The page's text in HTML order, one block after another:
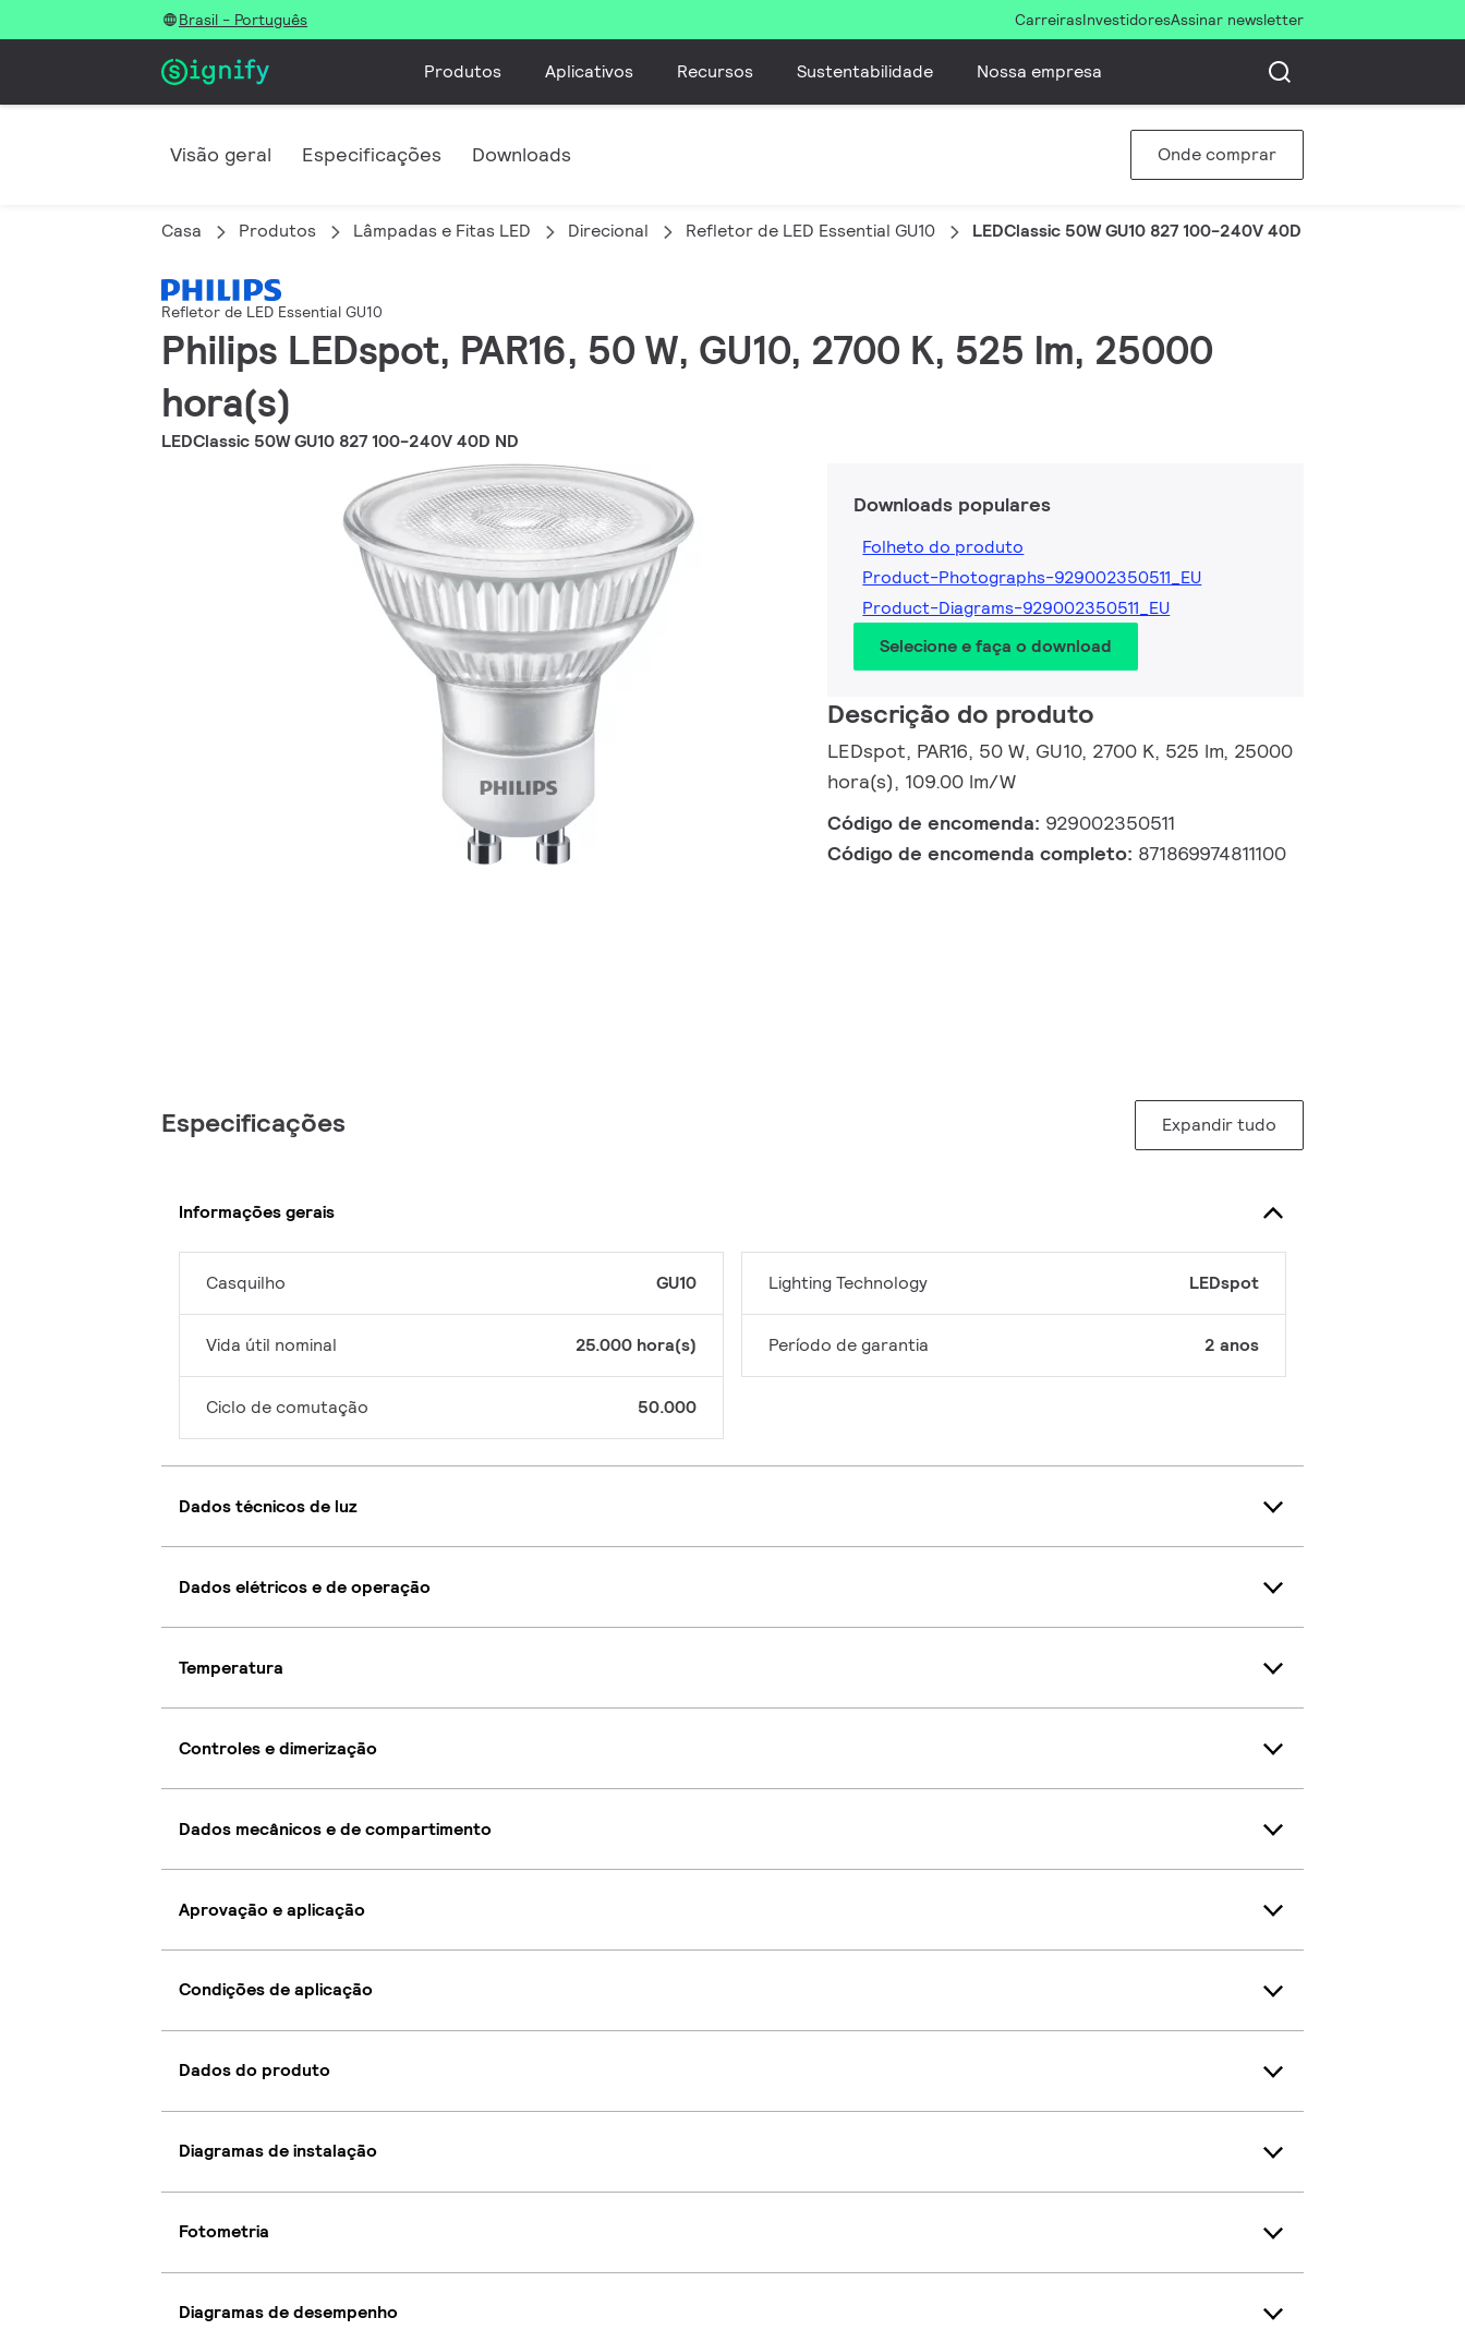
Brasil - Português CarreirasInvestidoresAssinar newsletter
Produtos Aplicativos Recursos Sustentabilidade Nossa empresa
Visão geral Especificações Downloads Onde comprar
Casa Produtos Lâmpadas e Fitas LED Direcional Refletor de LED Essential GU10 LEDClassic 50W GU10 827 100-240V 40D ND
Refletor de LED Essential GU10
Philips LEDspot, PAR16, 50 W, GU10, 2700 K, 525 lm, 25000
hora(s)
LEDClassic 50W GU10 827 100-240V 40D ND
Downloads populares
Folheto do produto
Product-Photographs-929002350511_EU
Product-Diagrams-929002350511_EU
Selecione e faça o download
Descrição do produto
LEDspot, PAR16, 50 W, GU10, 2700 K, 525 lm, 25000
hora(s), 109.00 lm/W
Código de encomenda: 929002350511
Código de encomenda completo: 871869974811100
Especificações Expandir tudo
Informações gerais
Casquilho GU10
Vida útil nominal 25.000 hora(s)
Ciclo de comutação 50.000
Lighting Technology LEDspot
Período de garantia 2 anos
Dados técnicos de luz
Dados elétricos e de operação
Temperatura
Controles e dimerização
Dados mecânicos e de compartimento
Aprovação e aplicação
Condições de aplicação
Dados do produto
Diagramas de instalação
Fotometria
Diagramas de desempenho